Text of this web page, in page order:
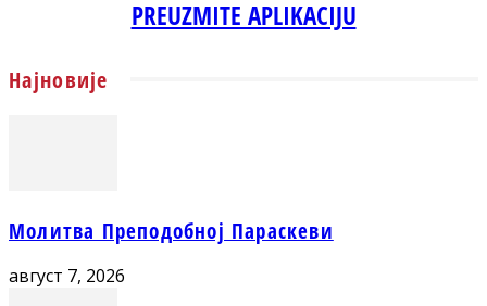
PREUZMITE APLIKACIJU
Најновије
Молитва Преподобној Параскеви
август 7, 2026